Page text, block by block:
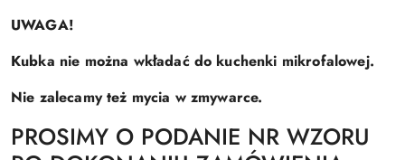
UWAGA!
Kubka nie można wkładać do kuchenki mikrofalowej.
Nie zalecamy też mycia w zmywarce.
PROSIMY O PODANIE NR WZORU